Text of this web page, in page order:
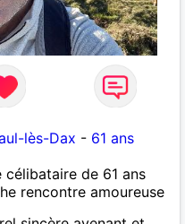
lès-Dax - 61 ans
célibataire de 61 ans
rencontre amoureuse